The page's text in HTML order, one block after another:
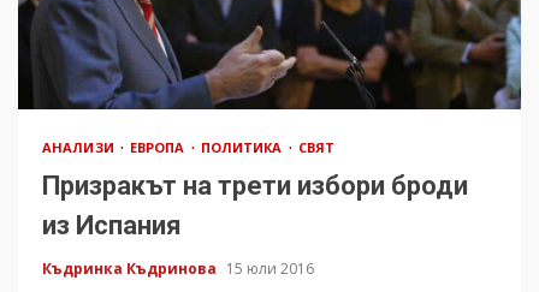
АНАЛИЗИ ЕВРОПА ПОЛИТИКА СВЯТ
Призракът на трети избори броди
из Испания
Къдринка Къдринова 15 юли 2016